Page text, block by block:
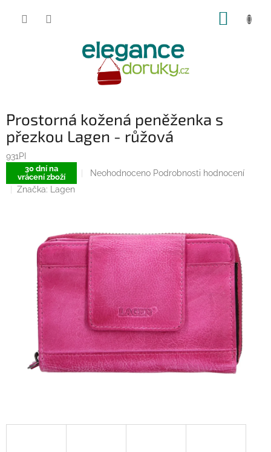
Prostorná kožená peněženka s
přezkou Lagen - růžová
931PI
30 dní na
vrácení zboží
Průměrné
5
hvězdiček.
Neohodnoceno Podrobnosti hodnocení
Značka: Lagen